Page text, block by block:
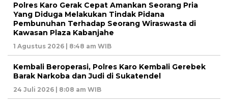
Polres Karo Gerak Cepat Amankan Seorang Pria
Yang Diduga Melakukan Tindak Pidana
Pembunuhan Terhadap Seorang Wiraswasta di
Kawasan Plaza Kabanjahe
1 Agustus 2026 | 8:48 am WIB
Kembali Beroperasi, Polres Karo Kembali Gerebek
Barak Narkoba dan Judi di Sukatendel
24 Juli 2026 | 8:08 am WIB